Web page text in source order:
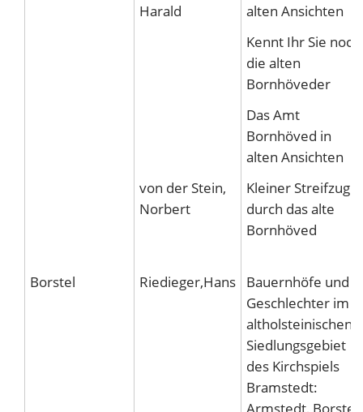
Harald
alten Ansichten
Kennt Ihr Sie noch,
die alten
Bornhöveder
Das Amt
Bornhöved in
alten Ansichten
von der Stein,
Norbert
Kleiner Streifzug
durch das alte
Bornhöved
Borstel Riedieger,Hans
Bauernhöfe und
Geschlechter im
altholsteinischen
Siedlungsgebiet
des Kirchspiels
Bramstedt: